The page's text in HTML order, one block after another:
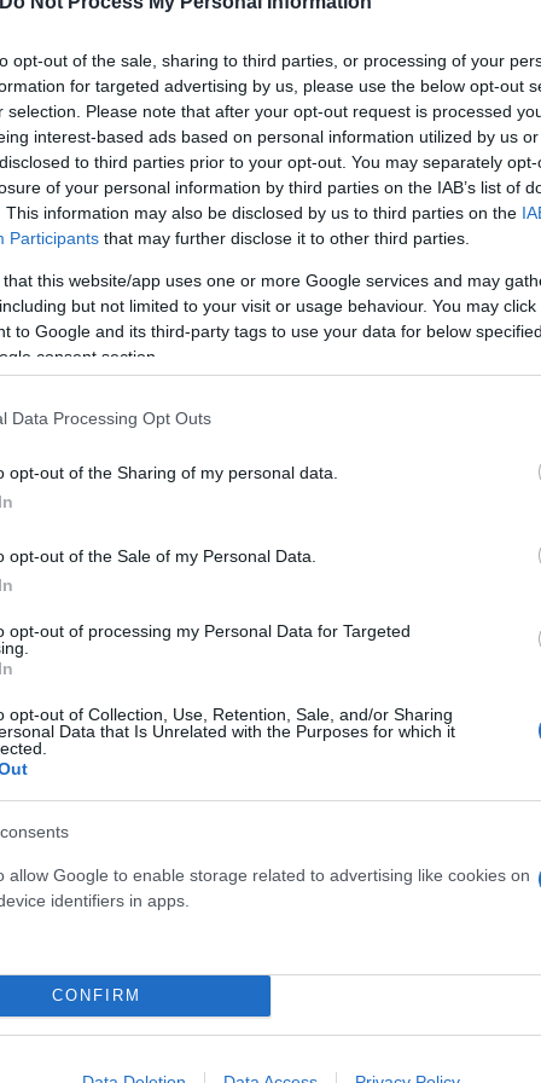
opt-out of the sale, sharing to third parties, or processing of your
for targeted advertising by us, please use the below opt-out
selection. Please note that after your opt-out request is processed
interest-based ads based on personal information utilized by us
to third parties prior to your opt-out. You may separately
of your personal information by third parties on the IAB’s list of
This information may also be disclosed by us to third parties on the
Participants that may further disclose it to other third parties.
that this website/app uses one or more Google services and may
but not limited to your visit or usage behaviour. You may
to Google and its third-party tags to use your data for below
consent section.
Data Processing Opt Outs
opt-out of the Sharing of my personal data.
opt-out of the Sale of my Personal Data.
opt-out of processing my Personal Data for Targeted
opt-out of Collection, Use, Retention, Sale, and/or Sharing
Data that Is Unrelated with the Purposes for which it
allow Google to enable storage related to advertising like cookies on
identifiers in apps.
CONFIRM
και απογευματινές ώρες στα ορεινά
της κεντρικής Μακεδονίας.
Αιγαίο τοπικά 6 και στα νοτιοανατολικά
θα φθάσει στα βόρεια και τη νησιωτική χώρα
38 βαθμούς Κελσίου.
τοπικά 5 μποφόρ.
η μέγιστη θα είναι 2 βαθμούς